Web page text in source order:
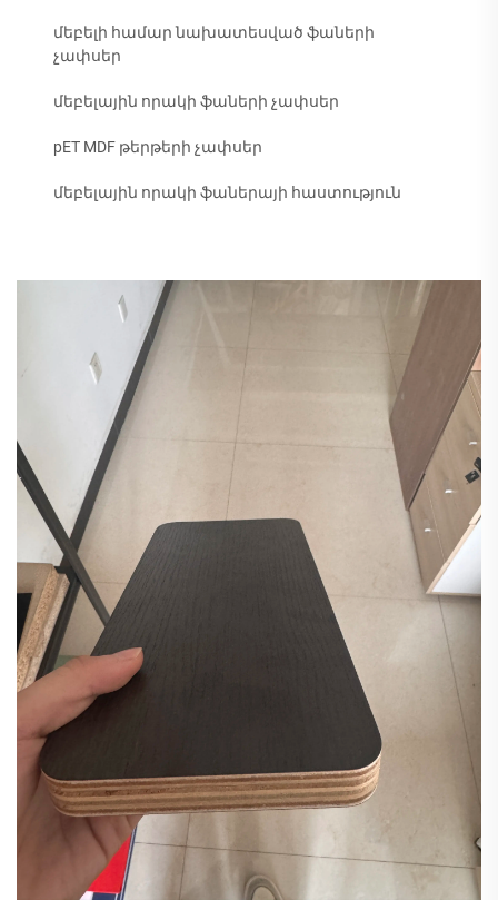
մեբելի համար նախատեսված ֆաների
չափսեր
մեբելային որակի ֆաների չափսեր
pET MDF թերթերի չափսեր
մեբելային որակի ֆաներայի հաստություն